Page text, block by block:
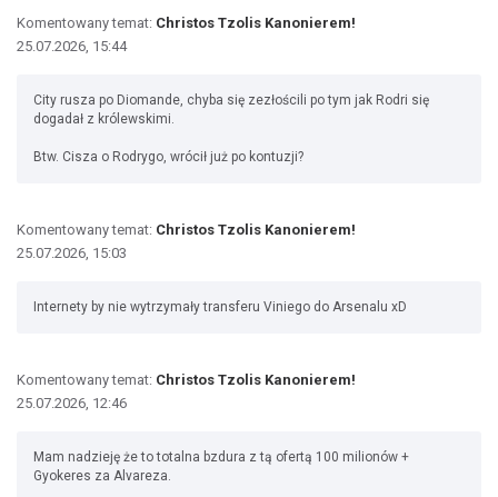
Komentowany temat: Christos Tzolis Kanonierem!
25.07.2026, 15:44
City rusza po Diomande, chyba się zezłościli po tym jak Rodri się
dogadał z królewskimi.
Btw. Cisza o Rodrygo, wrócił już po kontuzji?
Komentowany temat: Christos Tzolis Kanonierem!
25.07.2026, 15:03
Internety by nie wytrzymały transferu Viniego do Arsenalu xD
Komentowany temat: Christos Tzolis Kanonierem!
25.07.2026, 12:46
Mam nadzieję że to totalna bzdura z tą ofertą 100 milionów +
Gyokeres za Alvareza.